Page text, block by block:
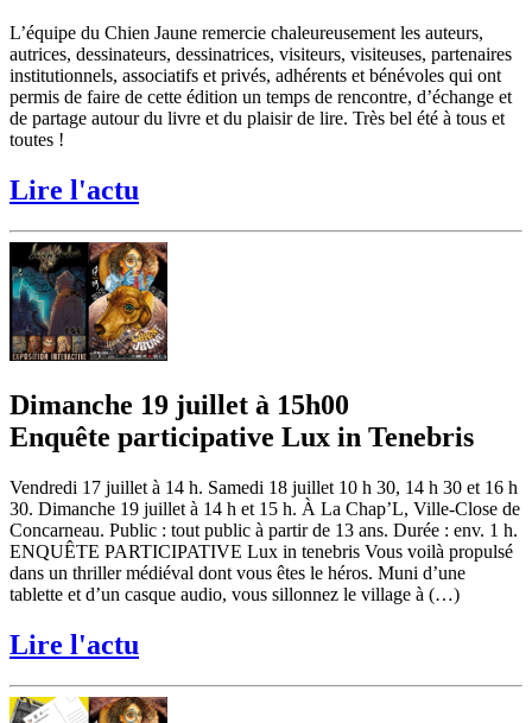
L’équipe du Chien Jaune remercie chaleureusement les auteurs,
autrices, dessinateurs, dessinatrices, visiteurs, visiteuses, partenaires
institutionnels, associatifs et privés, adhérents et bénévoles qui ont
permis de faire de cette édition un temps de rencontre, d’échange et
de partage autour du livre et du plaisir de lire. Très bel été à tous et
toutes !
Lire l'actu
Dimanche 19 juillet à 15h00
Enquête participative Lux in Tenebris
Vendredi 17 juillet à 14 h. Samedi 18 juillet 10 h 30, 14 h 30 et 16 h
30. Dimanche 19 juillet à 14 h et 15 h. À La Chap’L, Ville-Close de
Concarneau. Public : tout public à partir de 13 ans. Durée : env. 1 h.
ENQUÊTE PARTICIPATIVE Lux in tenebris Vous voilà propulsé
dans un thriller médiéval dont vous êtes le héros. Muni d’une
tablette et d’un casque audio, vous sillonnez le village à (…)
Lire l'actu